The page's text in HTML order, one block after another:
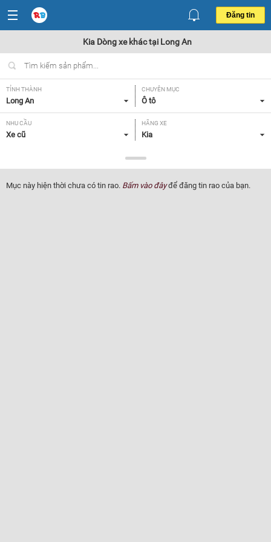
Đăng tin
Kia Dòng xe khác tại Long An
TỈNH THÀNH
Long An
CHUYÊN MỤC
Ô tô
NHU CẦU
Xe cũ
HÃNG XE
Kia
Dòng xe khác
NĂM SẢN XUẤT
Tất cả
GIÁ XE XUẤT XỨ
Mục này hiện thời chưa có tin rao. Bấm vào đâyđể đăng tin rao của bạn.